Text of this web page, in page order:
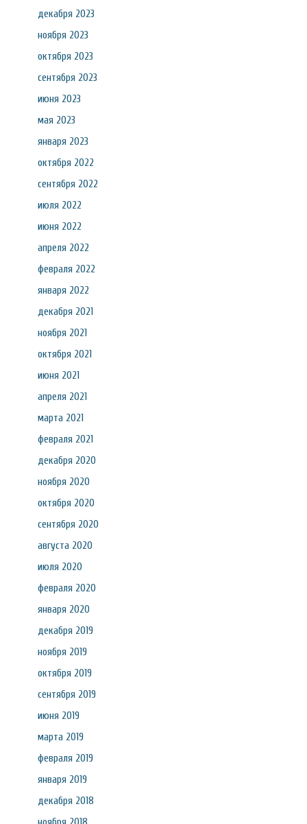
декабря 2023
ноября 2023
октября 2023
сентября 2023
июня 2023
мая 2023
января 2023
октября 2022
сентября 2022
июля 2022
июня 2022
апреля 2022
февраля 2022
января 2022
декабря 2021
ноября 2021
октября 2021
июня 2021
апреля 2021
марта 2021
февраля 2021
декабря 2020
ноября 2020
октября 2020
сентября 2020
августа 2020
июля 2020
февраля 2020
января 2020
декабря 2019
ноября 2019
октября 2019
сентября 2019
июня 2019
марта 2019
февраля 2019
января 2019
декабря 2018